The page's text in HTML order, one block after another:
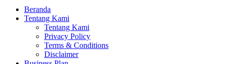
Beranda
Tentang Kami
Tentang Kami
Privacy Policy
Terms & Conditions
Disclaimer